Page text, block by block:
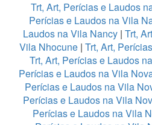
Trt, Art, Perícias e Laudos
Perícias e Laudos na Vila
Laudos na Vila Nancy| Trt,
Vila Nhocune| Trt, Art,
Trt, Art, Perícias e Laudos
Perícias e Laudos na Vila
Perícias e Laudos na Vila
Perícias e Laudos na Vila
Perícias e Laudos na Vila